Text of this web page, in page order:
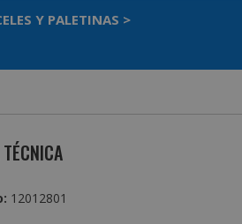
Y PALETINAS >
12012801